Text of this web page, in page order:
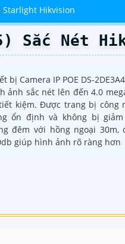
Starlight Hikvision
Sắc Nét
bị Camera IP POE DS-
ảnh sắc nét lên đến 4.0
kiệm. Được trang bị công
ổn định và không bị
đêm với hồng ngoại 30m,
giúp hình ảnh rõ ràng hơn